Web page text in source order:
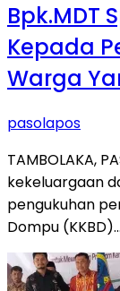
Bpk.MDT
Kepada
Warga
pasolapos
TAMBOLAKA,
kekeluargaan
pengukuhan
Dompu (KKBD)…